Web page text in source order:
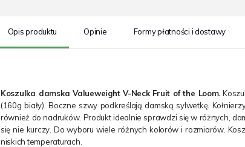
Opis produktu Opinie Formy płatności i dostawy
Koszulka damska Valueweight V-Neck Fruit of the Loom.
(160g biały). Boczne szwy podkreślają damską sylwetkę.
również do nadruków. Produkt idealnie sprawdzi się w różnych,
się nie kurczy. Do wyboru wiele różnych kolorów i rozmiarów.
niskich temperaturach.